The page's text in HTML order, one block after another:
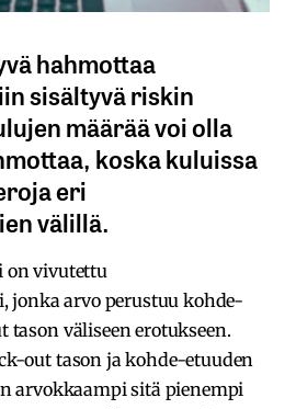
hahmottaa
sisältyvä riskin
määrää voi olla
koska kuluissa
eri
välillä.
on vivutettu
arvo perustuu kohde-
tason väliseen erotukseen.
out tason ja kohde-etuuden
arvokkaampi sitä pienempi